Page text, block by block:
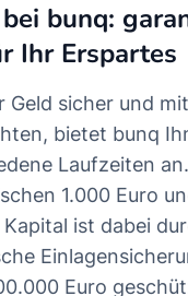
bunq:
Ihr Erspartes
Geld sicher und
bietet bunq
Laufzeiten
1.000 Euro
ist dabei
Euro